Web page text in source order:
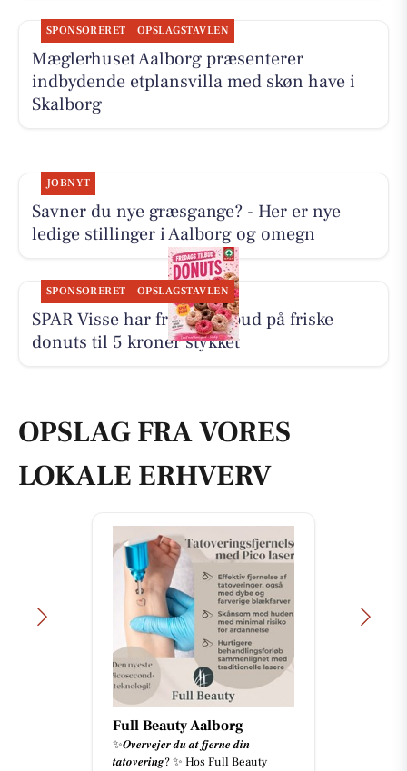
SPONSORERET OPSLAGSTAVLEN
Mæglerhuset Aalborg præsenterer
indbydende etplansvilla med skøn have i
Skalborg
JOBNYT
Savner du nye græsgange? - Her er nye
ledige stillinger i Aalborg og omegn
SPONSORERET OPSLAGSTAVLEN
SPAR Visse har fredagstilbud på friske
donuts til 5 kroner stykket
OPSLAG FRA VORES
LOKALE ERHVERV
Full Beauty Aalborg
✨𝑶𝒗𝒆𝒓𝒗𝒆𝒋𝒆𝒓 𝒅𝒖 𝒂𝒕 𝒇𝒋𝒆𝒓𝒏𝒆 𝒅𝒊𝒏
𝒕𝒂𝒕𝒐𝒗𝒆𝒓𝒊𝒏𝒈? ✨ Hos Full Beauty